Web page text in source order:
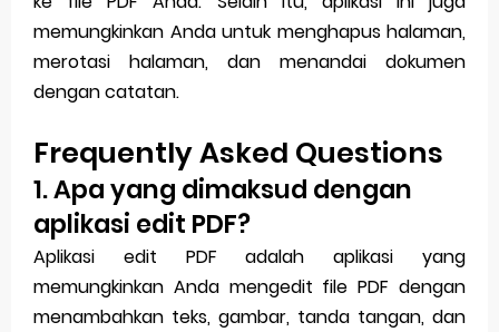
memungkinkan Anda untuk menghapus halaman,
merotasi halaman, dan menandai dokumen
dengan catatan.
Frequently Asked Questions
1. Apa yang dimaksud dengan
aplikasi edit PDF?
Aplikasi edit PDF adalah aplikasi yang
memungkinkan Anda mengedit file PDF dengan
menambahkan teks, gambar, tanda tangan, dan